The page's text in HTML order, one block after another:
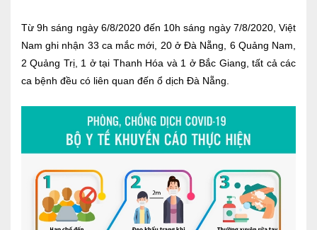
Da Liễu
Tai Mũi Họng
Xét nghiệm
Xét nghiệm sàng lọc NIPT
Từ 9h sáng ngày 6/8/2020 đến 10h sáng ngày 7/8/2020, Việt
Nam ghi nhận 33 ca mắc mới, 20 ở Đà Nẵng, 6 Quảng Nam,
2 Quảng Trị, 1 ở tại Thanh Hóa và 1 ở Bắc Giang, tất cả các
ca bệnh đều có liên quan đến ổ dịch Đà Nẵng.